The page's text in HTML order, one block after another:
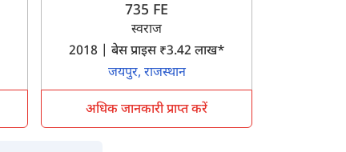
735 FE
स्वराज
2018 | बेस प्राइस ₹3.42 लाख*
जयपुर, राजस्थान
अधिक जानकारी प्राप्त करें